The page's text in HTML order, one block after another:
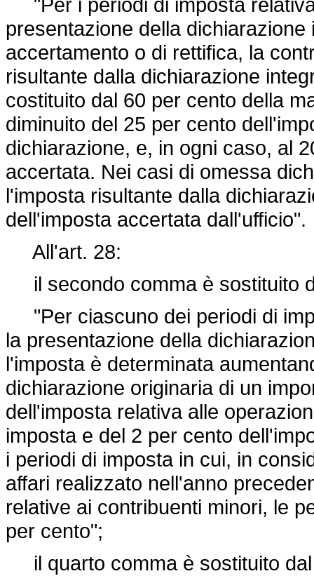
presentazione della
accertamento o di rettifica, la
risultante dalla dichiarazione
costituito dal 60 per cento della
diminuito del 25 per cento
dichiarazione, e, in ogni caso, al
accertata. Nei casi di omessa
l'imposta risultante dalla
dell'imposta accertata dall'ufficio".
All'art. 28:
il secondo comma è sostituito
"Per ciascuno dei periodi di
la presentazione della
l'imposta è determinata
dichiarazione originaria di un
dell'imposta relativa alle
imposta e del 2 per cento
i periodi di imposta in cui, in
affari realizzato nell'anno
relative ai contribuenti minori, le
per cento";
il quarto comma è sostituito